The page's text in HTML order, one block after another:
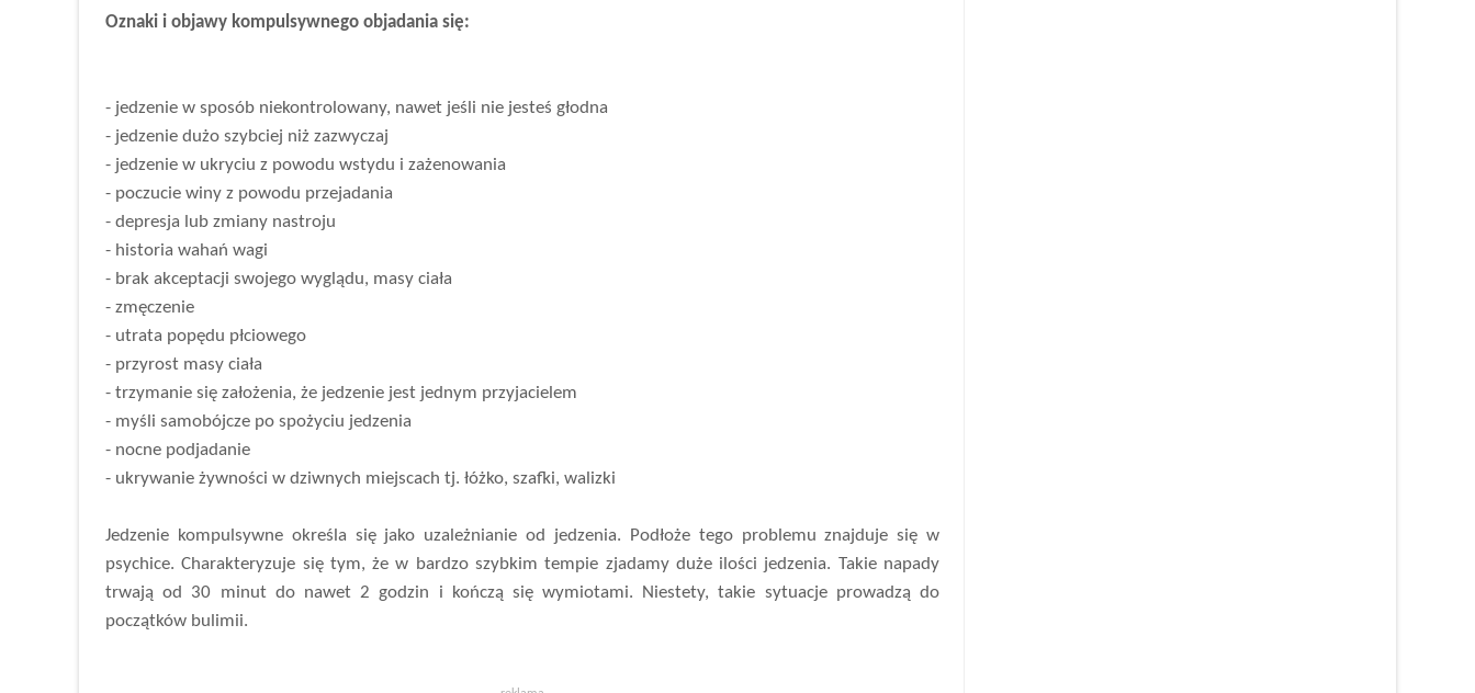
Oznaki i objawy kompulsywnego objadania się:
- jedzenie w sposób niekontrolowany, nawet jeśli nie jesteś głodna
- jedzenie dużo szybciej niż zazwyczaj
- jedzenie w ukryciu z powodu wstydu i zażenowania
- poczucie winy z powodu przejadania
- depresja lub zmiany nastroju
- historia wahań wagi
- brak akceptacji swojego wyglądu, masy ciała
- zmęczenie
- utrata popędu płciowego
- przyrost masy ciała
- trzymanie się założenia, że jedzenie jest jednym przyjacielem
- myśli samobójcze po spożyciu jedzenia
- nocne podjadanie
- ukrywanie żywności w dziwnych miejscach tj. łóżko, szafki, walizki
Jedzenie kompulsywne określa się jako uzależnianie od jedzenia. Podłoże tego problemu znajduje się w
psychice. Charakteryzuje się tym, że w bardzo szybkim tempie zjadamy duże ilości jedzenia. Takie napady
trwają od 30 minut do nawet 2 godzin i kończą się wymiotami. Niestety, takie sytuacje prowadzą do
początków bulimii.